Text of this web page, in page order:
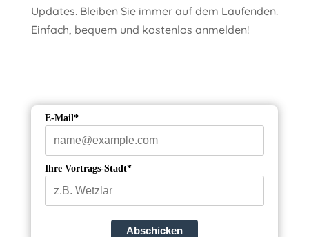
Updates. Bleiben Sie immer auf dem Laufenden.
Einfach, bequem und kostenlos anmelden!
E-Mail*
Ihre Vortrags-Stadt*
Abschicken